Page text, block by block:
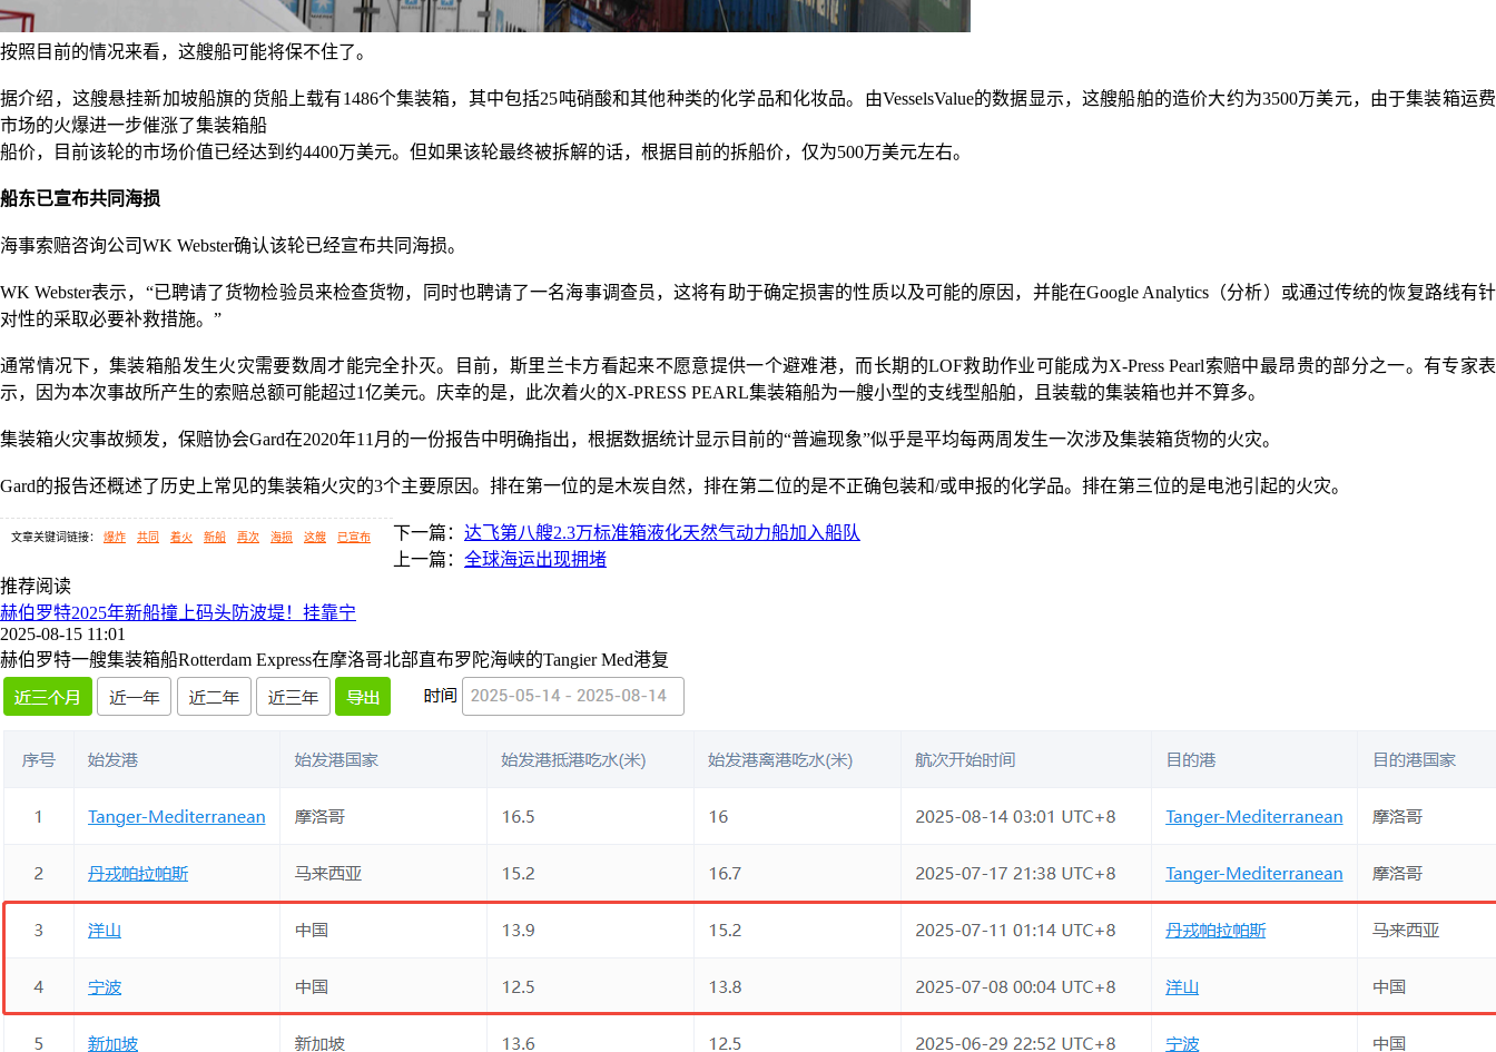
按照目前的情况来看，这艘船可能将保不住了。
据介绍，这艘悬挂新加坡船旗的货船上载有1486个集装箱，其中包括25吨硝酸和其他种类的化学品和化妆品。由VesselsValue的数据显示，这艘船舶的造价大约为3500万美元，由于集装箱运费
市场的火爆进一步催涨了集装箱船
船价，目前该轮的市场价值已经达到约4400万美元。但如果该轮最终被拆解的话，根据目前的拆船价，仅为500万美元左右。
船东已宣布共同海损
海事索赔咨询公司WK Webster确认该轮已经宣布共同海损。
WK Webster表示，“已聘请了货物检验员来检查货物，同时也聘请了一名海事调查员，这将有助于确定损害的性质以及可能的原因，并能在Google Analytics（分析）或通过传统的恢复路线有针
对性的采取必要补救措施。”
通常情况下，集装箱船发生火灾需要数周才能完全扑灭。目前，斯里兰卡方看起来不愿意提供一个避难港，而长期的LOF救助作业可能成为X-Press Pearl索赔中最昂贵的部分之一。有专家表
示，因为本次事故所产生的索赔总额可能超过1亿美元。庆幸的是，此次着火的X-PRESS PEARL集装箱船为一艘小型的支线型船舶，且装载的集装箱也并不算多。
集装箱火灾事故频发，保赔协会Gard在2020年11月的一份报告中明确指出，根据数据统计显示目前的“普遍现象”似乎是平均每两周发生一次涉及集装箱货物的火灾。
Gard的报告还概述了历史上常见的集装箱火灾的3个主要原因。排在第一位的是木炭自然，排在第二位的是不正确包装和/或申报的化学品。排在第三位的是电池引起的火灾。
文章关键词链接： 爆炸 共同 着火 新船 再次 海损 这艘 已宣布 下一篇： 达飞第八艘2.3万标准箱液化天然气动力船加入船队
上一篇： 全球海运出现拥堵
推荐阅读
赫伯罗特2025年新船撞上码头防波堤！挂靠宁
2025-08-15 11:01
赫伯罗特一艘集装箱船Rotterdam Express在摩洛哥北部直布罗陀海峡的Tangier Med港复